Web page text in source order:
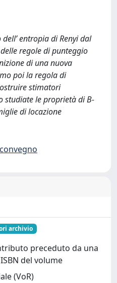
entropia di Renyi dal
regole di punteggio
di una nuova
poi la regola di
stimatori
studiate le proprietà di B-
di locazione
archivio
preceduto da una
del volume
(VoR)